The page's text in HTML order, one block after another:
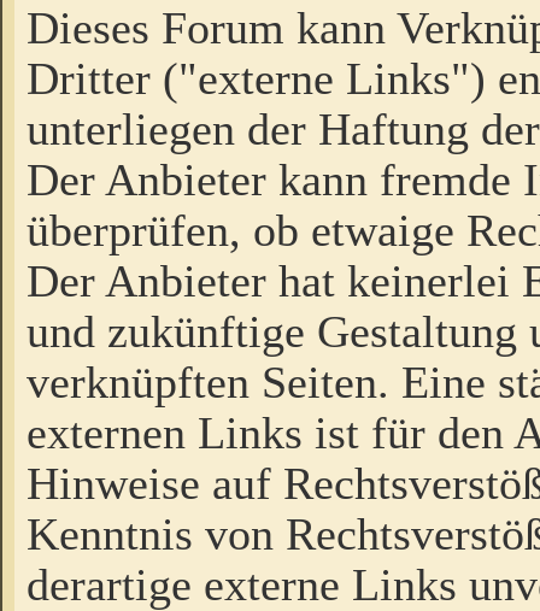
Dieses Forum kann
Dritter ("externe Links")
unterliegen der Haftung
Der Anbieter kann fremde
überprüfen, ob etwaige
Der Anbieter hat keinerlei
und zukünftige Gestaltung
verknüpften Seiten. Eine
externen Links ist für den
Hinweise auf
Kenntnis von
derartige externe Links